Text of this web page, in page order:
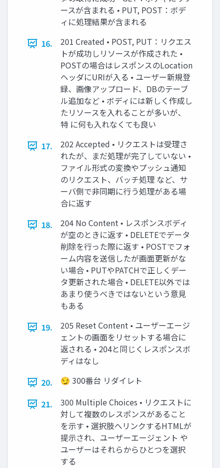
ースが含まれる • PUT, POST：ボデ
ィに処理結果が含まれる
16.
201 Created • POST, PUT：リクエス
トが成功しリソースが作成された •
POSTの場合はレスポンスのLocation
ヘッダにURIが入る • ユーザー新規登
録、画像アップロード、DBのテーブ
ル追加など • ボディには新しく作成し
たリソースを入れることが多いが、
特 に何も入れなくても良い
17.
202 Accepted • リクエストは受理さ
れたが、まだ処理が完了していない •
ファイル形式の変換やプッシュ通知
のリクエスト、バッチ処理 など、サ
ーバ側で非同期に行う処理がある場
合に返す
18.
204 No Content • レスポンスボディ
が空のときに返す • DELETEでデータ
削除を行った際に返す • POSTでフォ
ーム内容を送信したが画面更新がな
い場合 • PUTやPATCHで正しくデー
タ更新された場合 • DELETE以外では
あまり使うべきではないという意見
もある
19.
205 Reset Content • ユーザーエージ
ェントの画面をリセットする場合に
返される • 204と同じくレスポンスボ
ディはなし
20.
😏 300番台 リダイレト
21.
300 Multiple Choices • リクエストに
対して複数のレスポンスがあること
を示す • 選択肢へリンクするHTMLが
提示され、ユーザーエージェント や
ユーザーはそれらからひとつを選択
する